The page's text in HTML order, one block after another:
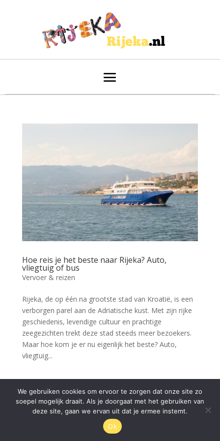
Hoe reis je het beste naar Rijeka? Auto,
vliegtuig of bus
Vervoer & reizen
Rijeka, de op één na grootste stad van Kroatië, is een
verborgen parel aan de Adriatische kust. Met zijn rijke
geschiedenis, levendige cultuur en prachtige
zeegezichten trekt deze stad steeds meer bezoekers.
Maar hoe kom je er nu eigenlijk het beste? Auto,
vliegtuig...
© Rijeka.nl 2026
We gebruiken cookies om ervoor te zorgen dat onze site zo
soepel mogelijk draait. Als je doorgaat met het gebruiken van
deze site, gaan we ervan uit dat je ermee instemt.
Ok